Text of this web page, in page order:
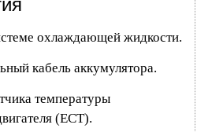
охлаждающей жидкости.
кабель аккумулятора.
температуры
(ЕСТ).